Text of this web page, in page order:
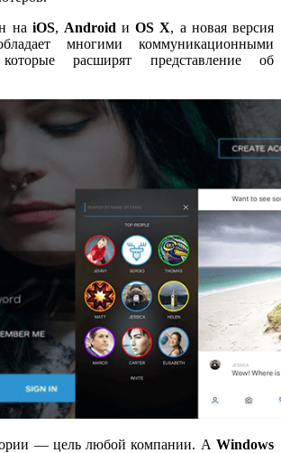
на iOS, Android иOS X, а новая версия
многими коммуникационными
расширят представление об
— цель любой компании. А Windows